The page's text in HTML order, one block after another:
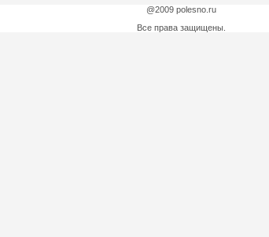
@2009 polesno.ru
Все права защищены.